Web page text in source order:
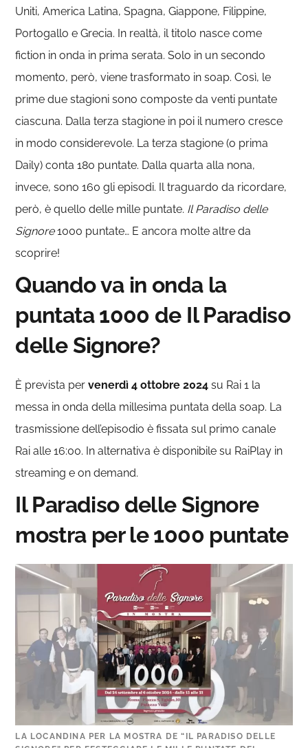
Uniti, America Latina, Spagna, Giappone, Filippine,
Portogallo e Grecia. In realtà, il titolo nasce come
fiction in onda in prima serata. Solo in un secondo
momento, però, viene trasformato in soap. Così, le
prime due stagioni sono composte da venti puntate
ciascuna. Dalla terza stagione in poi il numero cresce
in modo considerevole. La terza stagione (o prima
Daily) conta 180 puntate. Dalla quarta alla nona,
invece, sono 160 gli episodi. Il traguardo da ricordare,
però, è quello delle mille puntate. Il Paradiso delle
Signore1000 puntate… E ancora molte altre da
scoprire!
Quando va in onda la
puntata 1000 de Il Paradiso
delle Signore?
È prevista pervenerdì 4 ottobre 2024 su Rai 1 la
messa in onda della millesima puntata della soap. La
trasmissione dell’episodio è fissata sul primo canale
Rai alle 16:00. In alternativa è disponibile su RaiPlay in
streaming e on demand.
Il Paradiso delle Signore
mostra per le 1000 puntate
LA LOCANDINA PER LA MOSTRA DE “IL PARADISO DELLE